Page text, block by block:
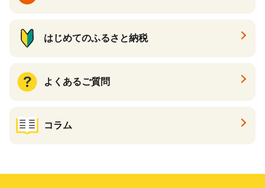
はじめてのふるさと納税
よくあるご質問
コラム